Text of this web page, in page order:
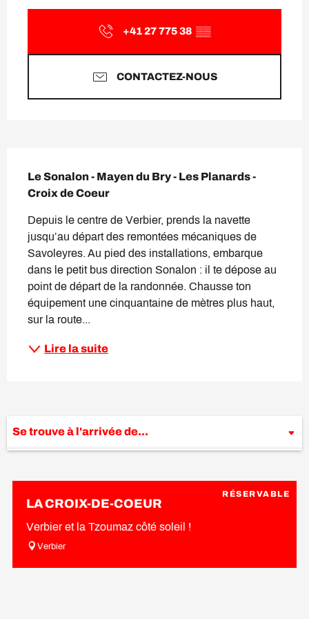
+41 27 775 38 ▒▒
CONTACTEZ-NOUS
Le Sonalon - Mayen du Bry - Les Planards -
Croix de Coeur
Depuis le centre de Verbier, prends la navette
jusqu’au départ des remontées mécaniques de
Savoleyres. Au pied des installations, embarque
dans le petit bus direction Sonalon : il te dépose au
point de départ de la randonnée. Chausse ton
équipement une cinquantaine de mètres plus haut,
sur la route...
Lire la suite
Se trouve à l'arrivée de...
Se trouve sur le parcours de...
LA CROIX-DE-COEUR
Verbier et la Tzoumaz côté soleil !
Verbier
RÉSERVABLE